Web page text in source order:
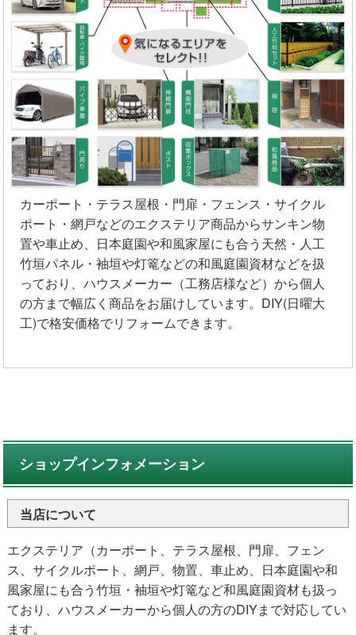
カーポート・テラス屋根・門扉・フェンス・サイクル
ポート・網戸などのエクステリア商品からサンキン物
置や車止め、日本庭園や和風家屋にも合う天然・人工
竹垣パネル・袖垣や灯篭などの和風庭園資材などを扱
っており、ハウスメーカー（工務店様など）から個人
の方まで幅広く商品をお届けしています。DIY(日曜大
工)で格安価格でリフォームできます。
ショップインフォメーション
当店について
エクステリア（カーポート、テラス屋根、門扉、フェン
ス、サイクルポート、網戸、物置、車止め、日本庭園や和
風家屋にも合う竹垣・袖垣や灯篭など和風庭園資材も扱っ
ており、ハウスメーカーから個人の方のDIYまで対応してい
ます。